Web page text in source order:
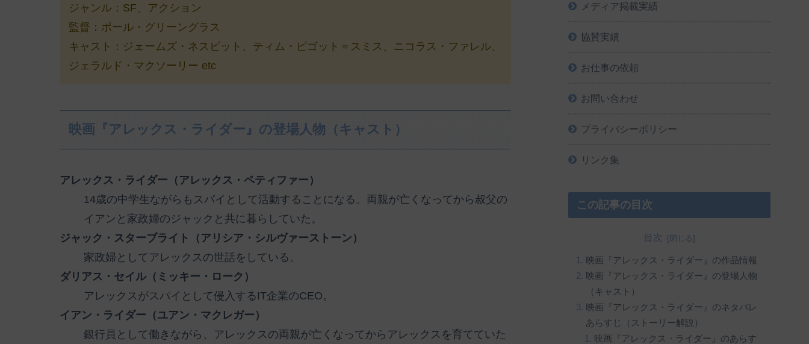
ジャンル：SF、アクション
監督：ポール・グリーングラス
キャスト：ジェームズ・ネスビット、ティム・ピゴット＝スミス、ニコラス・ファレル、
ジェラルド・マクソーリー etc
映画『アレックス・ライダー』の登場人物（キャスト）
アレックス・ライダー（アレックス・ペティファー）
14歳の中学生ながらもスパイとして活動することになる。両親が亡くなってから叔父の
イアンと家政婦のジャックと共に暮らしていた。
ジャック・スターブライト（アリシア・シルヴァーストーン）
家政婦としてアレックスの世話をしている。
ダリアス・セイル（ミッキー・ローク）
アレックスがスパイとして侵入するIT企業のCEO。
イアン・ライダー（ユアン・マクレガー）
銀行員として働きながら、アレックスの両親が亡くなってからアレックスを育てていた
メディア掲載実績
協賛実績
お仕事の依頼
お問い合わせ
プライバシーポリシー
リンク集
この記事の目次
目次
映画『アレックス・ライダー』の作品情報
映画『アレックス・ライダー』の登場人物
（キャスト）
映画『アレックス・ライダー』のネタバレ
あらすじ（ストーリー解説）
映画『アレックス・ライダー』のあらす